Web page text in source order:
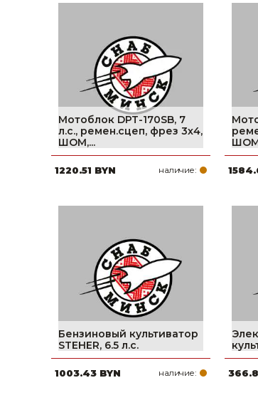
Мотоблок DPT-170SB, 7
л.с., ремен.сцеп, фрез 3х4,
ШОМ,...
1220.51 BYN наличие:
Бензиновый культиватор
STEHER, 6.5 л.с.
1003.43 BYN наличие: